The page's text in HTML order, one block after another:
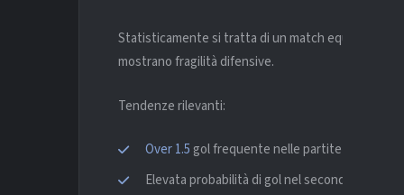
Statisticamente si tratta di un match equilibrato.
mostrano fragilità difensive.
Tendenze rilevanti:
Over 1.5 gol frequente nelle partite del Lorient
Elevata probabilità di gol nel secondo tempo